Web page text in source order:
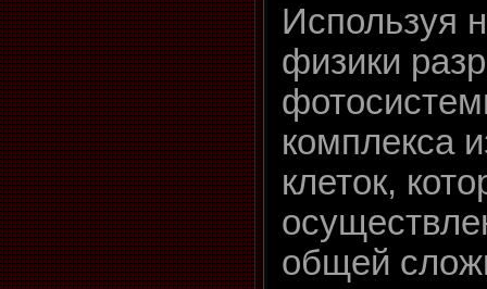
Используя
физики
комплекса
клеток,
общей